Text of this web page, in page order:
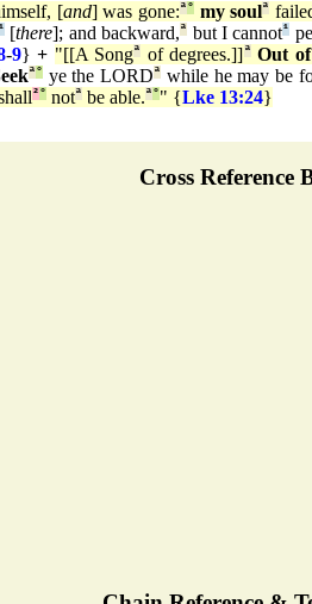
[and] was gone:ª° my soulª
[there]; and backward,ª but I cannot¹
-9} + "[[A Songª of degrees.]]ª Out of
ª°ye the LORDª while he may be
²° notª be able.ª°" {Lke 13:24}
Cross Reference